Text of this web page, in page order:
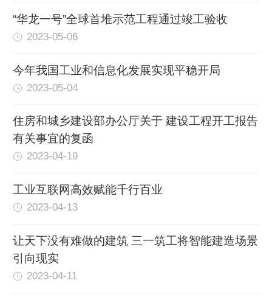
“华龙一号”全球首堆示范工程通过竣工验收
2023-05-06
今年我国工业和信息化发展实现平稳开局
2023-05-04
住房和城乡建设部办公厅关于 建设工程开工报告
有关事宜的复函
2023-04-19
工业互联网高效赋能千行百业
2023-04-13
让天下没有难做的建筑 三一筑工将智能建造场景
引向现实
2023-04-11